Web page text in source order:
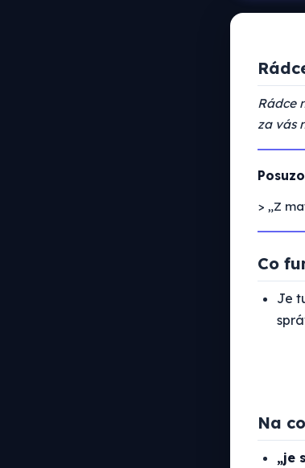
Rádce
za vás
> „Z
Co
Je
Na
„je